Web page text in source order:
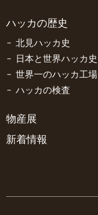
ハッカの歴史
北見ハッカ史
日本と世界ハッカ史
世界一のハッカ工場
ハッカの検査
物産展
新着情報